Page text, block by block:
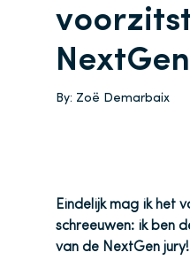
By: Zoë Demarbaix
Eindelijk mag ik het
schreeuwen: ik ben
van de NextGen